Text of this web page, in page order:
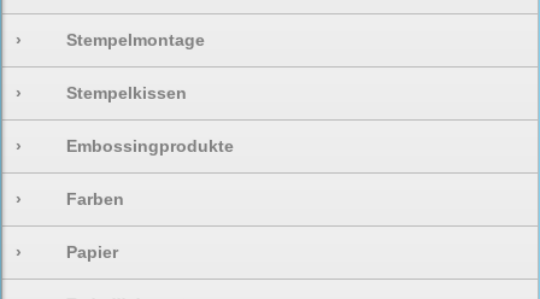
› Stempelmontage
› Stempelkissen
› Embossingprodukte
› Farben
› Papier